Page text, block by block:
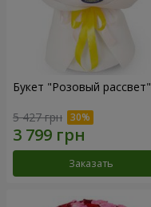
Букет "Розовый рассвет"
5 427 грн
Заказать